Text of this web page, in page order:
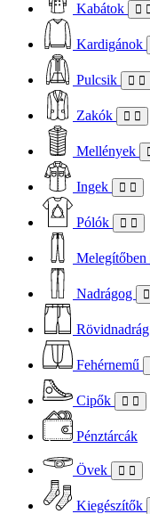
Kabátok
Kardigánok
Pulcsik
Zakók
Mellények
Ingek
Pólók
Melegítőben
Nadrágog
Rövidnadrág
Fehérnemű
Cipők
Pénztárcák
Övek
Kiegészítők